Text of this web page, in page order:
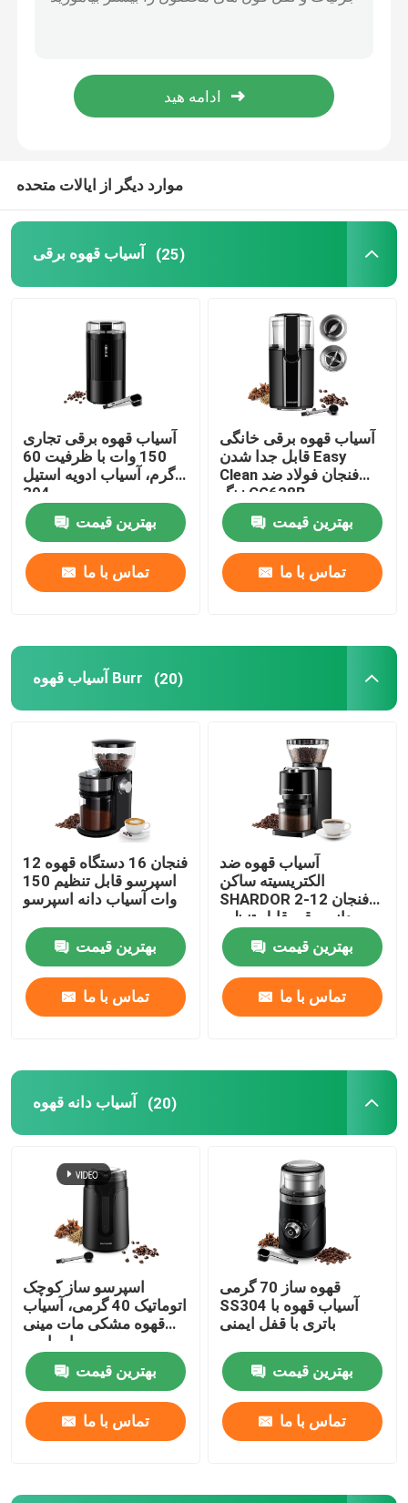
دستگاه قهوه ساز با کف کننده شیر
کف ساز شیر اسپرسو
قهوه ساز چند کاره
قهوه ساز فرنچ پرس
موارد دیگر از ایالات متحده
آسیاب قهوه برقی (25)
آسیاب قهوه برقی تجاری
150 وات با ظرفیت 60
گرم، آسیاب ادویه استیل
304
بهترین قیمت
تماس با ما
آسیاب قهوه برقی خانگی
قابل جدا شدن Easy
Clean فنجان فولاد ضد
زنگ CG628B
بهترین قیمت
تماس با ما
آسیاب قهوه Burr (20)
12 فنجان 16 دستگاه قهوه
اسپرسو قابل تنظیم 150
وات آسیاب دانه اسپرسو
بهترین قیمت
تماس با ما
آسیاب قهوه ضد
الکتریسیته ساکن
SHARDOR 2-12 فنجان
دانه برقی قابل تنظیم
بهترین قیمت
تماس با ما
آسیاب دانه قهوه (20)
اسپرسو ساز کوچک
اتوماتیک 40 گرمی، آسیاب
قهوه مشکی مات مینی
اسپایس
بهترین قیمت
تماس با ما
قهوه ساز 70 گرمی
SS304 آسیاب قهوه با
باتری با قفل ایمنی
بهترین قیمت
تماس با ما